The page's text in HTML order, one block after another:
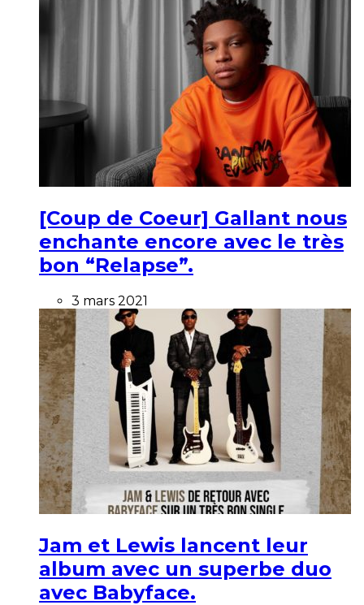
[Coup de Coeur] Gallant nous
enchante encore avec le très
bon “Relapse”.
3 mars 2021
Jam et Lewis lancent leur
album avec un superbe duo
avec Babyface.